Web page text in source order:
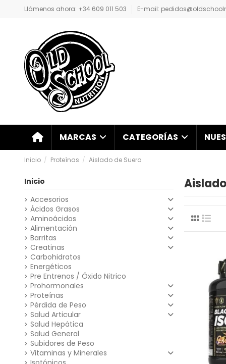
Llámenos ahora: +34 609 011 503 E-mail:
MARCAS CATEGORÍAS
Inicio Proteínas Aislado de Suero
Inicio
Accesorios
Ácidos Grasos
Aminoácidos
Alimentación
Barritas
Creatinas
Carbohidratos
Energéticos
Pre Entrenos / Óxido Nitrico
Prohormonales
Proteínas
Pérdida de Peso
Salud Articular
Salud Hepática
Salud General
Subidores de Peso
Vitaminas y Minerales